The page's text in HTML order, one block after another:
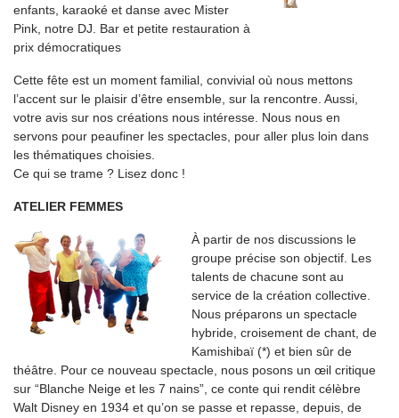
enfants, karaoké et danse avec Mister
Pink, notre DJ. Bar et petite restauration à
prix démocratiques
Cette fête est un moment familial, convivial où nous mettons
l’accent sur le plaisir d’être ensemble, sur la rencontre. Aussi,
votre avis sur nos créations nous intéresse. Nous nous en
servons pour peaufiner les spectacles, pour aller plus loin dans
les thématiques choisies.
Ce qui se trame ? Lisez donc !
ATELIER FEMMES
À partir de nos discussions le
groupe précise son objectif. Les
talents de chacune sont au
service de la création collective.
Nous préparons un spectacle
hybride, croisement de chant, de
Kamishibaï (*) et bien sûr de
théâtre. Pour ce nouveau spectacle, nous posons un œil critique
sur “Blanche Neige et les 7 nains”, ce conte qui rendit célèbre
Walt Disney en 1934 et qu’on se passe et repasse, depuis, de